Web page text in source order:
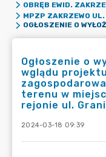
OBRĘB EWID.
MPZP ZAKRZEWO
Ogłoszenie o
wglądu
terenu w
rejonie ul.
2024-03-18 09:39